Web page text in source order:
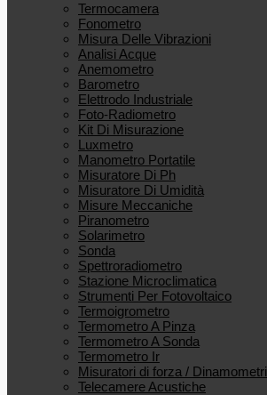
Termocamera
Fonometro
Misura Delle Vibrazioni
Analisi Acque
Anemometro
Barometro
Elettrodo Industriale
Foto-Radiometro
Kit Di Misurazione
Luxmetro
Manometro Portatile
Misuratore Di Ph
Misuratore Di Umidità
Misure Meccaniche
Piranometro
Solarimetro
Sonda
Spettroradiometro
Stazione Microclimatica
Strumenti Per Fotovoltaico
Termoigrometro
Termometro A Pinza
Termometro A Sonda
Termometro Ir
Misuratori di forza / Dinamometri
Telecamere Acustiche